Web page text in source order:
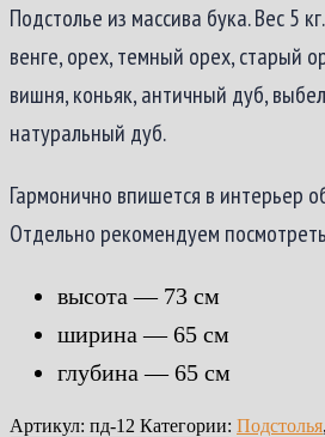
Подстолье из массива бука. Вес 5
венге, орех, темный орех, старый
вишня, коньяк, античный дуб,
натуральный дуб.
Гармонично впишется в интерьер
Отдельно рекомендуем посмотреть
высота — 73 см
ширина — 65 см
глубина — 65 см
Артикул: пд-12 Категории: Подстолья,